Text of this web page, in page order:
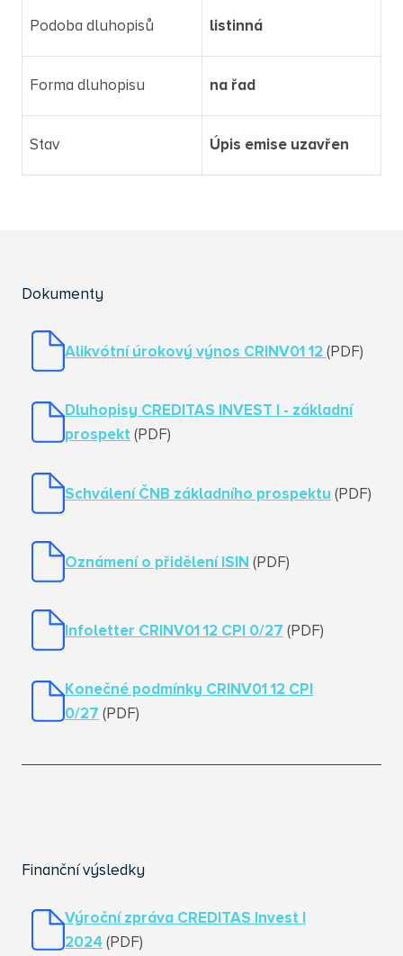
Podoba dluhopisů listinná
Forma dluhopisu na řad
Stav Úpis emise uzavřen
Dokumenty
Alikvótní úrokový výnos CRINV01 12 (PDF)
Dluhopisy CREDITAS INVEST I
- základní
prospekt (PDF)
Schválení ČNB základního prospektu (PDF)
Oznámení o přidělení ISIN (PDF)
Infoletter CRINV01 12 CPI 0/27 (PDF)
Konečné podmínky CRINV01 12 CPI
0/27 (PDF)
Finanční výsledky
Výroční zpráva CREDITAS Invest I
2024 (PDF)